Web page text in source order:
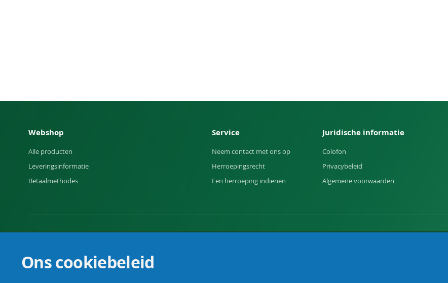
Webshop
Alle producten
Leveringsinformatie
Betaalmethodes
Service
Neem contact met ons op
Herroepingsrecht
Een herroeping indienen
Juridische informatie
Colofon
Privacybeleid
Algemene voorwaarden
Ons cookiebeleid